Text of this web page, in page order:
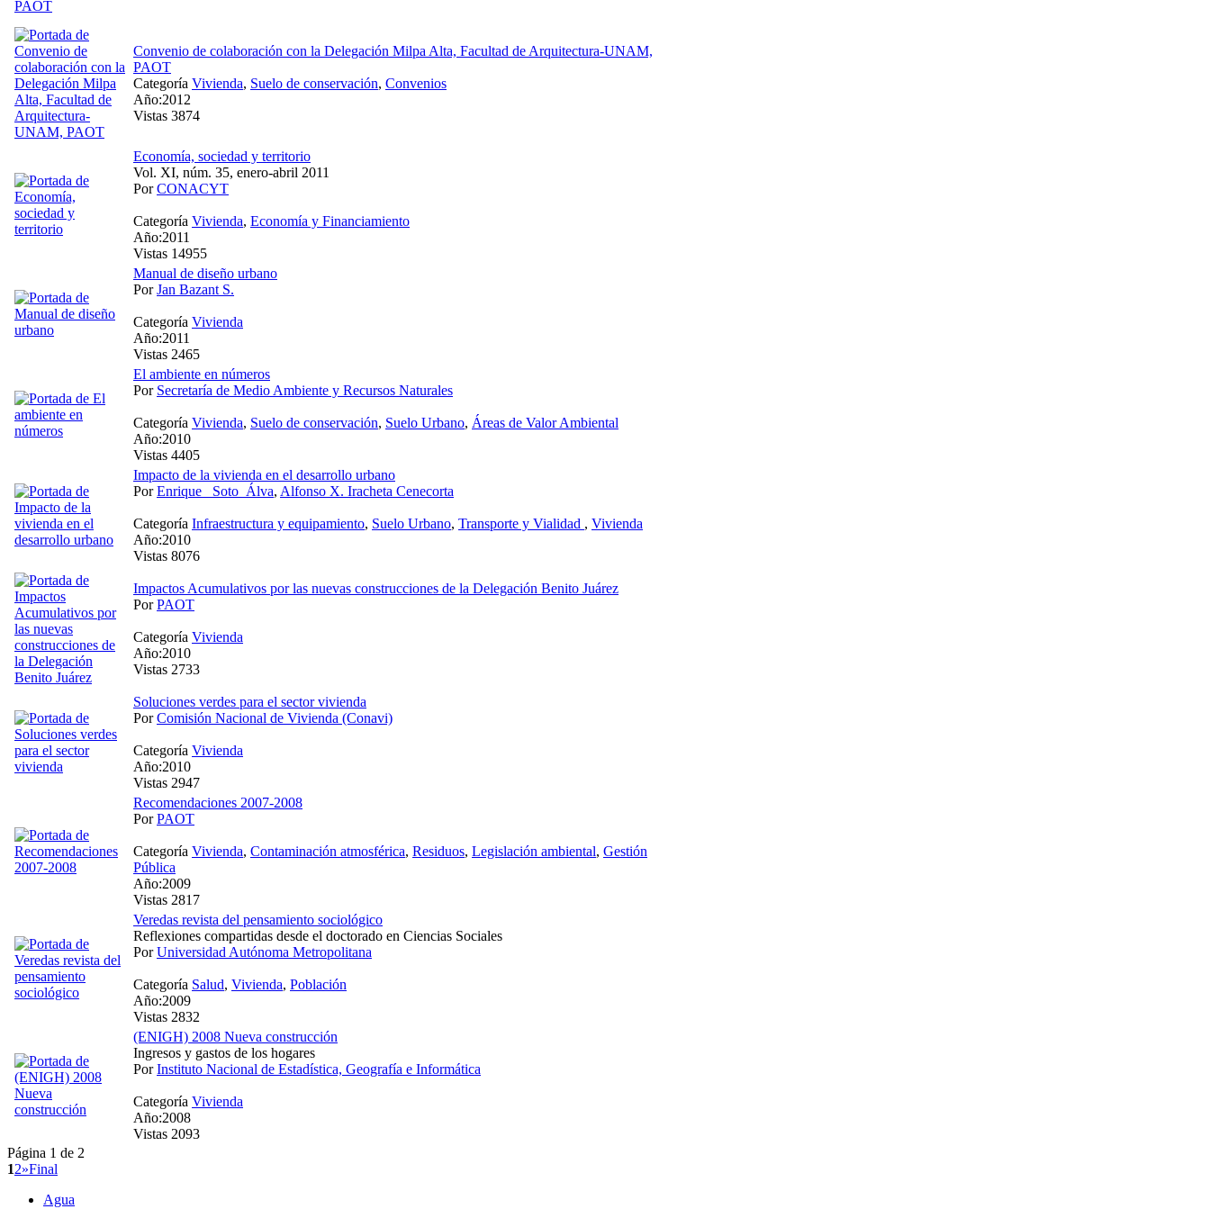
Convenio de colaboración con la Delegación Milpa Alta, Facultad de Arquitectura-UNAM,
PAOT
Categoría Vivienda, Suelo de conservación, Convenios
Año:2012
Vistas 3874
Economía, sociedad y territorio
Vol. XI, núm. 35, enero-abril 2011
PorCONACYT
Categoría Vivienda, Economía y Financiamiento
Año:2011
Vistas 14955
Manual de diseño urbano
PorJan Bazant S.
Categoría Vivienda
Año:2011
Vistas 2465
El ambiente en números
Por Secretaría de Medio Ambiente y Recursos Naturales
Categoría Vivienda, Suelo de conservación, Suelo Urbano, Áreas de Valor Ambiental
Año:2010
Vistas 4405
Impacto de la vivienda en el desarrollo urbano
PorEnrique_ Soto_Álva, Alfonso X. Iracheta Cenecorta
Categoría Infraestructura y equipamiento, Suelo Urbano, Transporte y Vialidad , Vivienda
Año:2010
Vistas 8076
Impactos Acumulativos por las nuevas construcciones de la Delegación Benito Juárez
PorPAOT
Categoría Vivienda
Año:2010
Vistas 2733
Soluciones verdes para el sector vivienda
PorComisión Nacional de Vivienda (Conavi)
Categoría Vivienda
Año:2010
Vistas 2947
Recomendaciones 2007-2008
PorPAOT
Categoría Vivienda, Contaminación atmosférica, Residuos, Legislación ambiental, Gestión
Pública
Año:2009
Vistas 2817
Veredas revista del pensamiento sociológico
Reflexiones compartidas desde el doctorado en Ciencias Sociales
PorUniversidad Autónoma Metropolitana
Categoría Salud, Vivienda, Población
Año:2009
Vistas 2832
(ENIGH) 2008 Nueva construcción
Ingresos y gastos de los hogares
PorInstituto Nacional de Estadística, Geografía e Informática
Categoría Vivienda
Año:2008
Vistas 2093
Página 1 de 2
12»Final
Agua